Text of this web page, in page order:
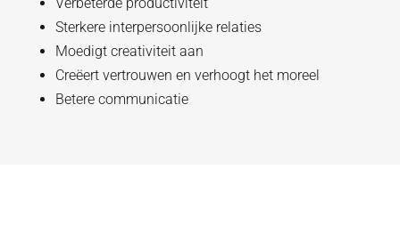
Sterkere interpersoonlijke relaties
Moedigt creativiteit aan
Creëert vertrouwen en verhoogt het moreel
Betere communicatie